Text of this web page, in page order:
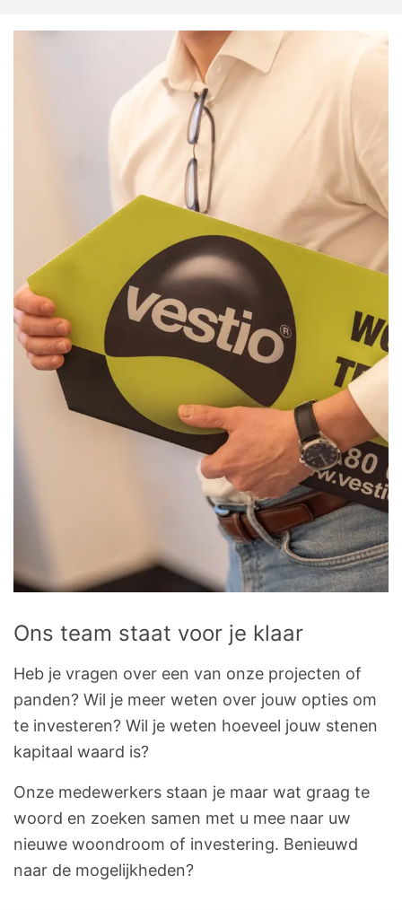
Ons team staat voor je klaar
Heb je vragen over een van onze projecten of
panden? Wil je meer weten over jouw opties om
te investeren? Wil je weten hoeveel jouw stenen
kapitaal waard is?
Onze medewerkers staan je maar wat graag te
woord en zoeken samen met u mee naar uw
nieuwe woondroom of investering. Benieuwd
naar de mogelijkheden?